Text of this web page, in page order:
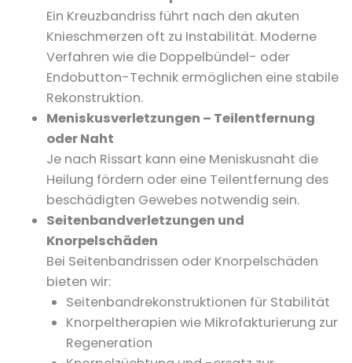
Ein Kreuzbandriss führt nach den akuten
Knieschmerzen oft zu Instabilität. Moderne
Verfahren wie die Doppelbündel- oder
Endobutton-Technik ermöglichen eine stabile
Rekonstruktion.
Meniskusverletzungen – Teilentfernung
oder Naht
Je nach Rissart kann eine Meniskusnaht die
Heilung fördern oder eine Teilentfernung des
beschädigten Gewebes notwendig sein.
Seitenbandverletzungen und
Knorpelschäden
Bei Seitenbandrissen oder Knorpelschäden
bieten wir:
Seitenbandrekonstruktionen für Stabilität
Knorpeltherapien wie Mikrofakturierung zur
Regeneration